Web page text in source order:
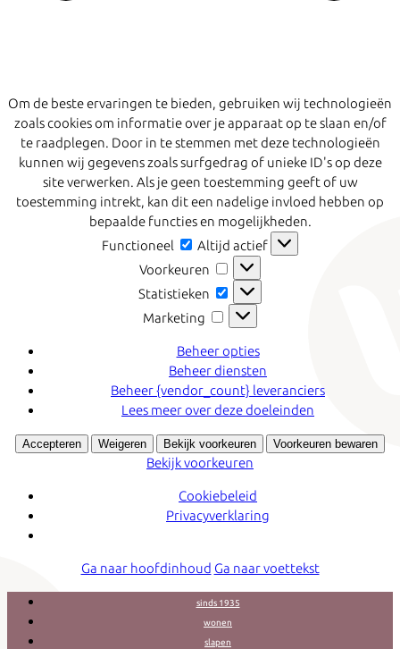
Om de beste ervaringen te bieden, gebruiken wij technologieën
zoals cookies om informatie over je apparaat op te slaan en/of
te raadplegen. Door in te stemmen met deze technologieën
kunnen wij gegevens zoals surfgedrag of unieke ID's op deze
site verwerken. Als je geen toestemming geeft of uw
toestemming intrekt, kan dit een nadelige invloed hebben op
bepaalde functies en mogelijkheden.
Functioneel
Functioneel
Altijd actief
Voorkeuren
Voorkeuren
Statistieken
Statistieken
Marketing
Marketing
Beheer opties
Beheer diensten
Beheer {vendor_count} leveranciers
Lees meer over deze doeleinden
Accepteren Weigeren Bekijk voorkeuren Voorkeuren bewaren
Bekijk voorkeuren
Cookiebeleid
Privacyverklaring
Ga naar hoofdinhoud Ga naar voettekst
sinds 1935
wonen
slapen